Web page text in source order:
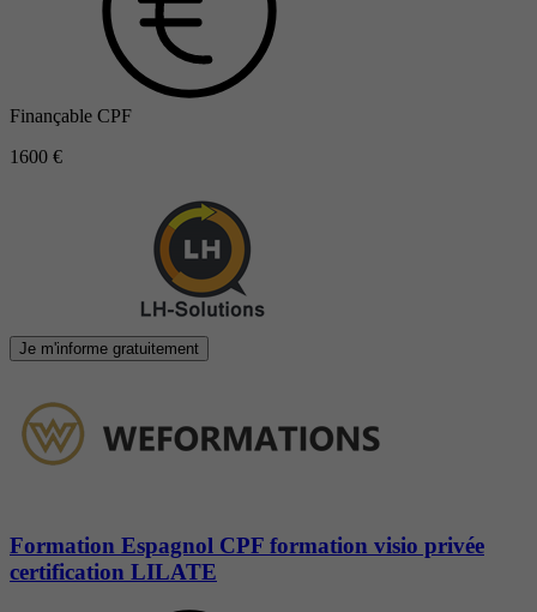
Finançable CPF
1600 €
Je m'informe gratuitement
Formation Espagnol CPF formation visio privée
certification LILATE